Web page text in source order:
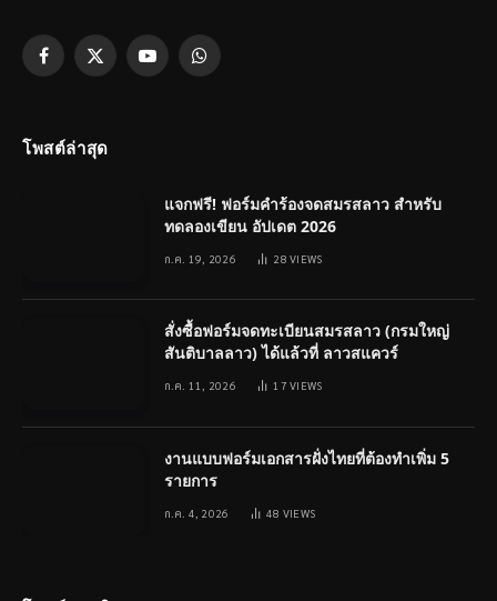
Facebook
X
YouTubeWhatsApp
โพสต์ล่าสุด
แจกฟรี! ฟอร์มคำร้องจดสมรสลาว สำหรับ
ทดลองเขียน อัปเดต 2026
ก.ค. 19, 2026 28VIEWS
สั่งซื้อฟอร์มจดทะเบียนสมรสลาว (กรมใหญ่
สันติบาลลาว) ได้แล้วที่ ลาวสแควร์
ก.ค. 11, 2026 17VIEWS
งานแบบฟอร์มเอกสารฝั่งไทยที่ต้องทำเพิ่ม 5
รายการ
ก.ค. 4, 2026 48 VIEWS